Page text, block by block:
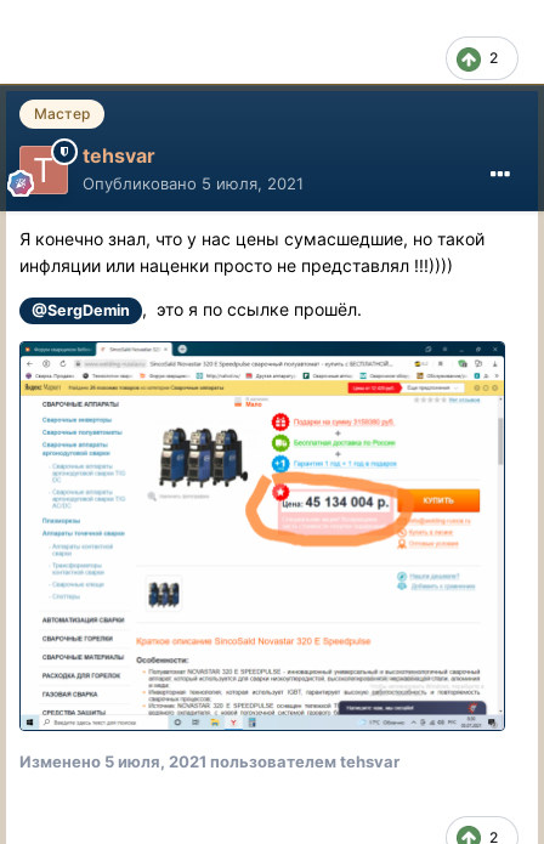
2
Мастер
tehsvar
Опубликовано 5 июля, 2021
Я конечно знал, что у нас цены сумасшедшие, но такой
инфляции или наценки просто не представлял !!!))))
@SergDemin , это я по ссылке прошёл.
Изменено 5 июля, 2021 пользователем tehsvar
2